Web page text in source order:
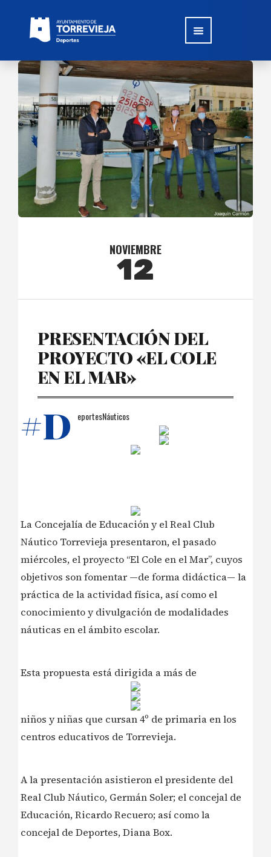
NOVIEMBRE
12
PRESENTACIÓN DEL
PROYECTO «EL COLE
EN EL MAR»
#D eportesNáuticos
La Concejalía de Educación y el Real Club
Náutico Torrevieja presentaron, el pasado
miércoles, el proyecto “El Cole en el Mar”, cuyos
objetivos son fomentar —de forma didáctica— la
práctica de la actividad física, así como el
conocimiento y divulgación de modalidades
náuticas en el ámbito escolar.
Esta propuesta está dirigida a más de
niños y niñas que cursan 4º de primaria en los
centros educativos de Torrevieja.
A la presentación asistieron el presidente del
Real Club Náutico, Germán Soler; el concejal de
Educación, Ricardo Recuero; así como la
concejal de Deportes, Diana Box.